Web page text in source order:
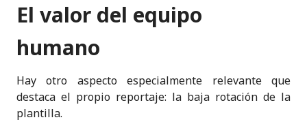
El valor del equipo
humano
Hay otro aspecto especialmente relevante que
destaca el propio reportaje: la baja rotación de la
plantilla.